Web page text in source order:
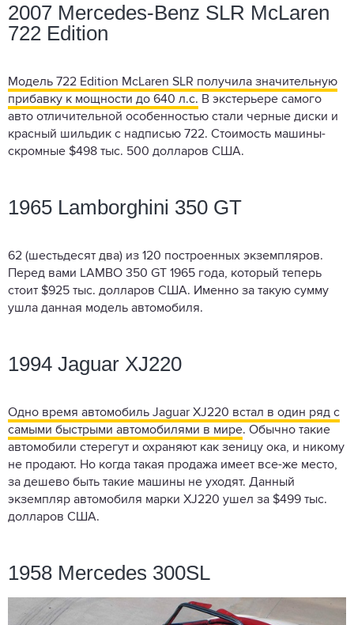
2007 Mercedes-Benz SLR McLaren
722 Edition
Модель 722 Edition McLaren SLR получила значительную
прибавку к мощности до 640 л.с. В экстерьере самого
авто отличительной особенностью стали черные диски и
красный шильдик с надписью 722. Стоимость машины-
скромные $498 тыс. 500 долларов США.
1965 Lamborghini 350 GT
62 (шестьдесят два) из 120 построенных экземпляров.
Перед вами LAMBO 350 GT 1965 года, который теперь
стоит $925 тыс. долларов США. Именно за такую сумму
ушла данная модель автомобиля.
1994 Jaguar XJ220
Одно время автомобиль Jaguar XJ220 встал в один ряд с
самыми быстрыми автомобилями в мире. Обычно такие
автомобили стерегут и охраняют как зеницу ока, и никому
не продают. Но когда такая продажа имеет все-же место,
за дешево быть такие машины не уходят. Данный
экземпляр автомобиля марки XJ220 ушел за $499 тыс.
долларов США.
1958 Mercedes 300SL